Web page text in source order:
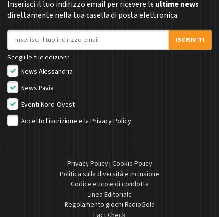
Inserisci il tuo indirizzo email per ricevere le ultime news
direttamente nella tua casella di posta elettronica.
Indirizzo email
ISCRIVITI
Scegli le tue edizioni:
News Alessandria
News Pavia
Eventi Nord-Ovest
Accetto l'iscrizione e la Privacy Policy
Privacy Policy| Cookie Policy
Politica sulla diversità e inclusione
Codice etico e di condotta
Linea Editoriale
Regolamento giochi RadioGold